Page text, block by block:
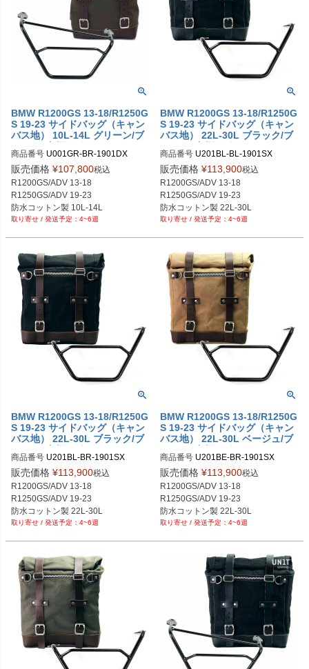
BMW R1200GS 13-18/R1250G
S 19-23 サイドバッグ（キャン
バス地） 10L-14L グリーン/ブ
UNIT GARAGE
商品番号 U001GR-BR-1901DX
U001GR_BR+1901DX
メーカー型番：U001+1901DX
販売価格 ¥107,800税込
R1200GS/ADV 13-18
R1250GS/ADV 19-23
防水コットン製 10L-14L
グリーン/ブラウン 4~6週
BMW R1200GS 13-18/R1250G
S 19-23 サイドバッグ（キャン
バス地） 22L-30L ブラック/ブ
UNIT GARAGE
商品番号 U201BL-BL-1901SX
U201BL_BL+1901SX
メーカー型番：U201+1901SX
販売価格 ¥113,900税込
R1200GS/ADV 13-18
R1250GS/ADV 19-23
防水コットン製 22L-30L
ブラック/ブラック 4~6週
BMW R1200GS 13-18/R1250G
S 19-23 サイドバッグ（キャン
バス地） 22L-30L ブラック/ブ
UNIT GARAGE
商品番号 U201BL-BR-1901SX
U001BL_BR+1901SX
メーカー型番：U201+1901SX
販売価格 ¥113,900税込
R1200GS/ADV 13-18
R1250GS/ADV 19-23
防水コットン製 22L-30L
ブラック/ブラウン 4~6週
BMW R1200GS 13-18/R1250G
S 19-23 サイドバッグ（キャン
バス地） 22L-30L ベージュ/ブ
UNIT GARAGE
商品番号 U201BE-BR-1901SX
U001BE_BR+1901SX
メーカー型番：U201+1901SX
販売価格 ¥113,900税込
R1200GS/ADV 13-18
R1250GS/ADV 19-23
防水コットン製 22L-30L
ベージュ/ブラウン 4~6週